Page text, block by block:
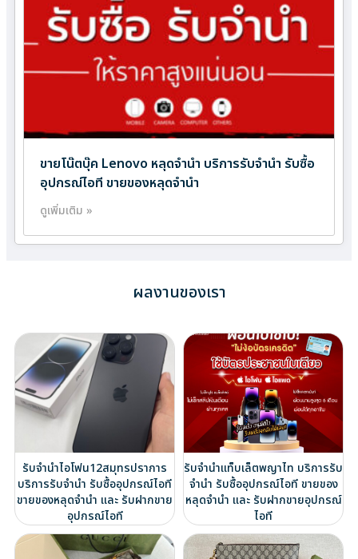
ขายโน๊ตบุ๊ค Lenovo หลุดจำนำ บริการรับจำนำ รับซื้อ
อุปกรณ์ไอที ขายของหลุดจำนำ
ดูเพิ่มเติม »
ผลงานของเรา
รับจำนำไอโฟน12สมุทรปราการ
บริการรับจำนำ รับซื้ออุปกรณ์ไอที
ขายของหลุดจำนำ และ รับฝากขาย
อุปกรณ์ไอที
รับจำนำแท็บเล็ตพญาไท บริการรับ
จำนำ รับซื้ออุปกรณ์ไอที ขายของ
หลุดจำนำ และ รับฝากขายอุปกรณ์
ไอที